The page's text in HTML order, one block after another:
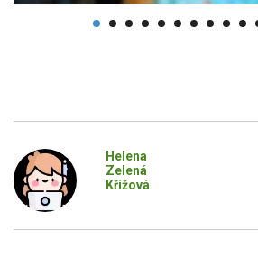
Helena
Zelená
Křížová